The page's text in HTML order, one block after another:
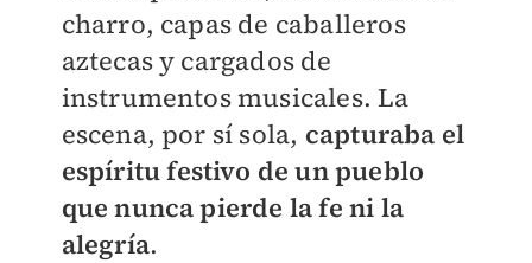
charro, capas de caballeros
aztecas y cargados de
instrumentos musicales. La
escena, por sí sola, capturaba el
espíritu festivo de un pueblo
que nunca pierde la fe ni la
alegría.